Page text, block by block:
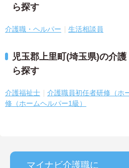
ら探す
介護職・ヘルパー 生活相談員
児玉郡上里町(埼玉県)の介
ら探す
介護福祉士 介護職員初任者研修（ホ
修（ホームヘルパー1級）
マイナビ介護職に